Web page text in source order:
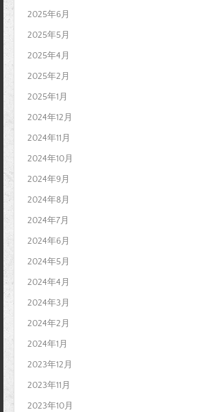
2025年6月
2025年5月
2025年4月
2025年2月
2025年1月
2024年12月
2024年11月
2024年10月
2024年9月
2024年8月
2024年7月
2024年6月
2024年5月
2024年4月
2024年3月
2024年2月
2024年1月
2023年12月
2023年11月
2023年10月